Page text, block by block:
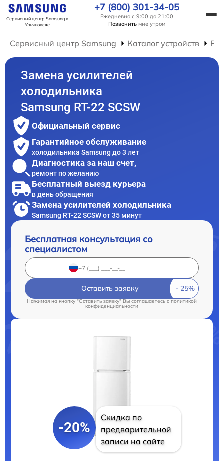
Сервисный центр Samsungв
Ульяновске
+7 (800) 301-34-05
Ежедневно с 9:00 до 21:00
Позвонить мне утром
Сервисный центр Samsung Каталог устройств
Замена усилителей
холодильника
Samsung RT-22 SCSW
Официальный сервис
Гарантийное обслуживание
холодильника Samsung до 3 лет
Диагностика за наш счет,
ремонт по желанию
Бесплатный выезд курьера
в день обращения
Замена усилителей холодильника
Samsung RT-22 SCSW от 35 минут
Бесплатная консультация со
специалистом
Оставить заявку
Нажимая на кнопку "Оставить заявку" Вы соглашаетесь c политикой
конфиденциальности
-20%
Скидка по
предварительной
записи на сайте